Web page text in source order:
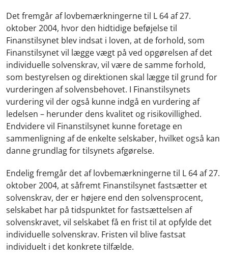
Det fremgår af lovbemærkningerne til L 64 af 27.
oktober 2004, hvor den hidtidige beføjelse til
Finanstilsynet blev indsat i loven, at de forhold, som
Finanstilsynet vil lægge vægt på ved opgørelsen af det
individuelle solvenskrav, vil være de samme forhold,
som bestyrelsen og direktionen skal lægge til grund for
vurderingen af solvensbehovet. I Finanstilsynets
vurdering vil der også kunne indgå en vurdering af
ledelsen – herunder dens kvalitet og risikovillighed.
Endvidere vil Finanstilsynet kunne foretage en
sammenligning af de enkelte selskaber, hvilket også kan
danne grundlag for tilsynets afgørelse.
Endelig fremgår det af lovbemærkningerne til L 64 af 27.
oktober 2004, at såfremt Finanstilsynet fastsætter et
solvenskrav, der er højere end den solvensprocent,
selskabet har på tidspunktet for fastsættelsen af
solvenskravet, vil selskabet få en frist til at opfylde det
individuelle solvenskrav. Fristen vil blive fastsat
individuelt i det konkrete tilfælde.